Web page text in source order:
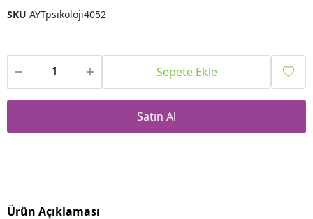
SKU AYTpsıkolojı4052
Sepete Ekle
Satın Al
Ürün Açıklaması